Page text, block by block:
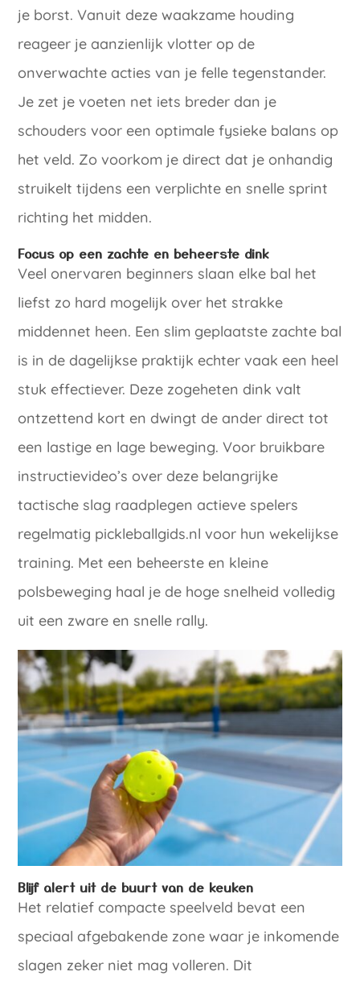
je borst. Vanuit deze waakzame houding
reageer je aanzienlijk vlotter op de
onverwachte acties van je felle tegenstander.
Je zet je voeten net iets breder dan je
schouders voor een optimale fysieke balans op
het veld. Zo voorkom je direct dat je onhandig
struikelt tijdens een verplichte en snelle sprint
richting het midden.
Focus op een zachte en beheerste dink
Veel onervaren beginners slaan elke bal het
liefst zo hard mogelijk over het strakke
middennet heen. Een slim geplaatste zachte bal
is in de dagelijkse praktijk echter vaak een heel
stuk effectiever. Deze zogeheten dink valt
ontzettend kort en dwingt de ander direct tot
een lastige en lage beweging. Voor bruikbare
instructievideo’s over deze belangrijke
tactische slag raadplegen actieve spelers
regelmatig pickleballgids.nl voor hun wekelijkse
training. Met een beheerste en kleine
polsbeweging haal je de hoge snelheid volledig
uit een zware en snelle rally.
Blijf alert uit de buurt van de keuken
Het relatief compacte speelveld bevat een
speciaal afgebakende zone waar je inkomende
slagen zeker niet mag volleren. Dit